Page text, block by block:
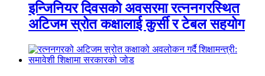
इन्जिनियर दिवसको अवसरमा रत्ननगरस्थित
अटिजम स्रोत कक्षालाई कुर्सी र टेबल सहयोग